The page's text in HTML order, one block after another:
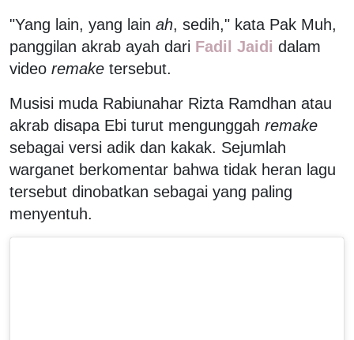
"Yang lain, yang lain ah, sedih," kata Pak Muh,
panggilan akrab ayah dari Fadil Jaidi dalam
video remake tersebut.
Musisi muda Rabiunahar Rizta Ramdhan atau
akrab disapa Ebi turut mengunggah remake
sebagai versi adik dan kakak. Sejumlah
warganet berkomentar bahwa tidak heran lagu
tersebut dinobatkan sebagai yang paling
menyentuh.